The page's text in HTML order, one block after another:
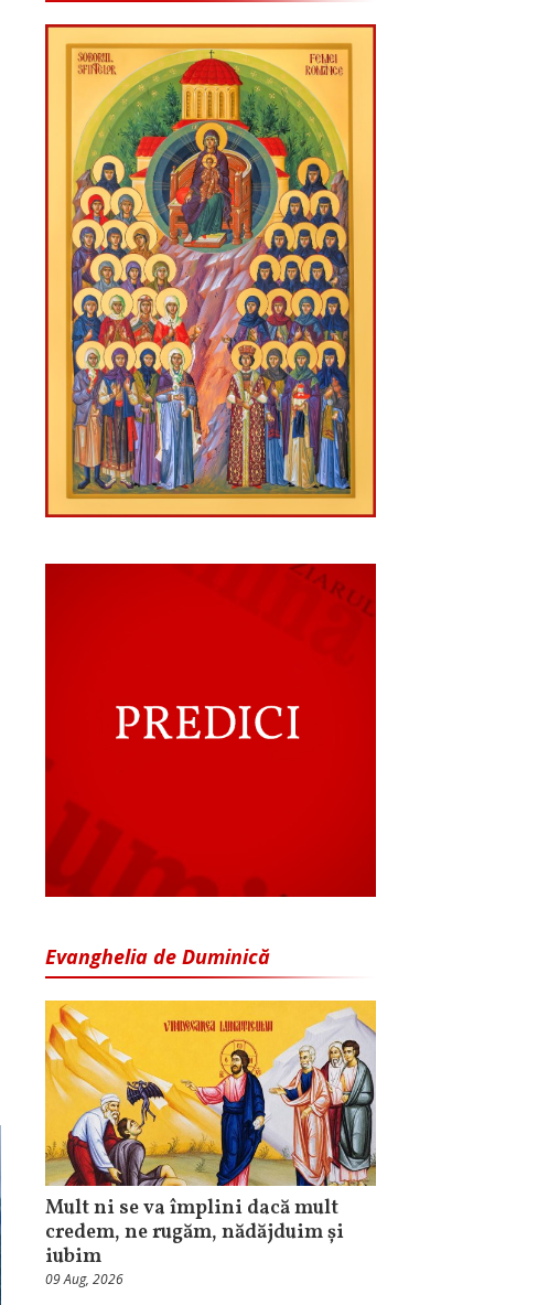
Evanghelia de Duminică
Mult ni se va împlini dacă mult
credem, ne rugăm, nădăjduim și
iubim
09 Aug, 2026